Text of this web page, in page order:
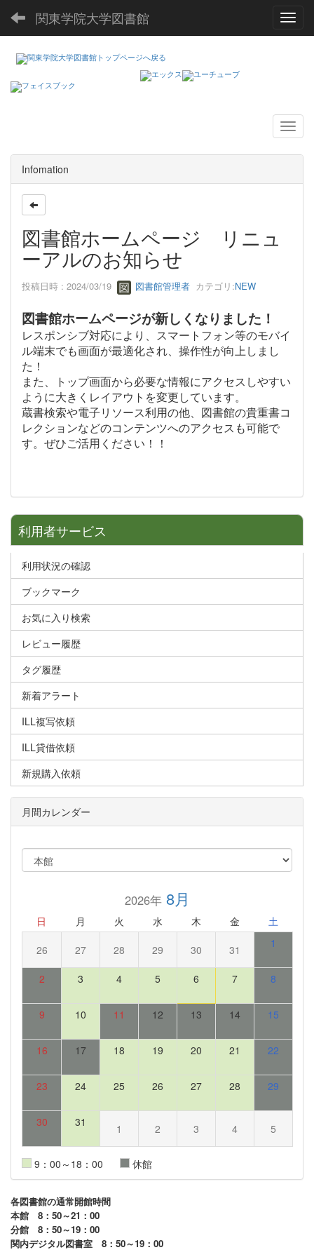
関東学院大学図書館
Infomation
図書館ホームページ リニュ
ーアルのお知らせ
投稿日時 : 2024/03/19 図書館管理者 カテゴリ:NEW
図書館ホームページが新しくなりました！
レスポンシブ対応により、スマートフォン等のモバイ
ル端末でも画面が最適化され、操作性が向上しまし
た！
また、トップ画面から必要な情報にアクセスしやすい
ように大きくレイアウトを変更しています。
蔵書検索や電子リソース利用の他、図書館の貴重書コ
レクションなどのコンテンツへのアクセスも可能で
す。ぜひご活用ください！！
利用者サービス
利用状況の確認
ブックマーク
お気に入り検索
レビュー履歴
タグ履歴
新着アラート
ILL複写依頼
ILL貸借依頼
新規購入依頼
月間カレンダー
2026年8月
日 月 火 水 木 金 土
26 27 28 29 30 31 1
2 3 4 5 6 7 8
9 10 11 12 13 14 15
16 17 18 19 20 21 22
23 24 25 26 27 28 29
30 31 1 2 3 4 5
9：00～18：00 休館
各図書館の通常開館時間
本館 8：50～21：00
分館 8：50～19：00
関内デジタル図書室 8：50～19：00